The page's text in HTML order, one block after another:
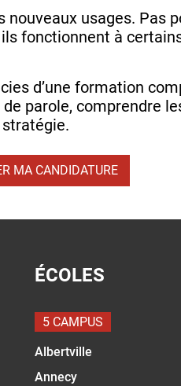
nouveaux usages. Pas
fonctionnent à
d’une formation
parole, comprendre
MA CANDIDATURE
ÉCOLES
5 CAMPUS
Albertville
Annecy